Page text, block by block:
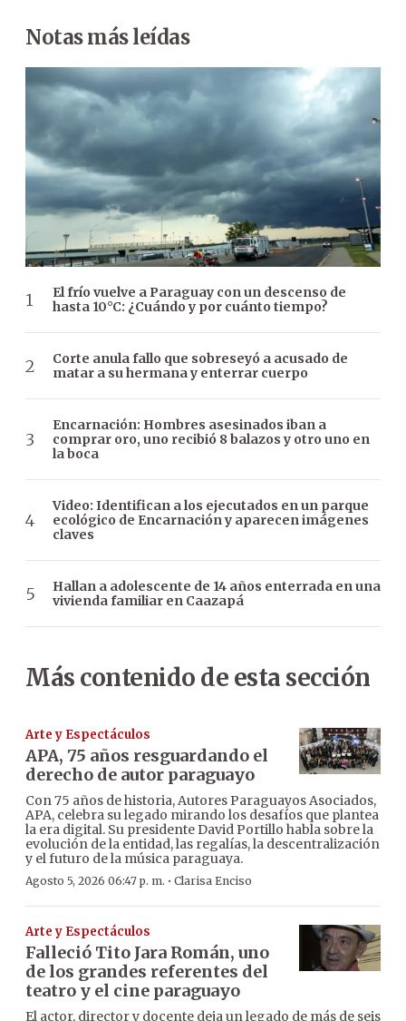
Notas más leídas
El frío vuelve a Paraguay con un descenso de
hasta 10°C: ¿Cuándo y por cuánto tiempo?
Corte anula fallo que sobreseyó a acusado de
matar a su hermana y enterrar cuerpo
Encarnación: Hombres asesinados iban a
comprar oro, uno recibió 8 balazos y otro uno en
la boca
Video: Identifican a los ejecutados en un parque
ecológico de Encarnación y aparecen imágenes
claves
Hallan a adolescente de 14 años enterrada en una
vivienda familiar en Caazapá
Más contenido de esta sección
Arte y Espectáculos
APA, 75 años resguardando el
derecho de autor paraguayo
Con 75 años de historia, Autores Paraguayos Asociados,
APA, celebra su legado mirando los desafíos que plantea
la era digital. Su presidente David Portillo habla sobre la
evolución de la entidad, las regalías, la descentralización
y el futuro de la música paraguaya.
Agosto 5, 2026 06:47 p. m. · Clarisa Enciso
Arte y Espectáculos
Falleció Tito Jara Román, uno
de los grandes referentes del
teatro y el cine paraguayo
El actor, director y docente deja un legado de más de seis